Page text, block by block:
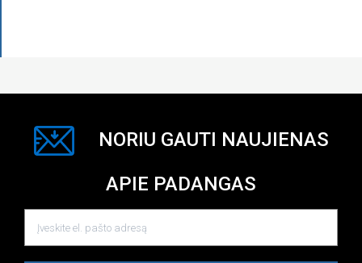
NORIU GAUTI NAUJIENAS
APIE PADANGAS